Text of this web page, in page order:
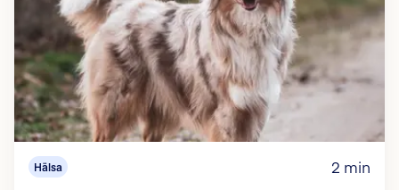
Hälsa 2 min